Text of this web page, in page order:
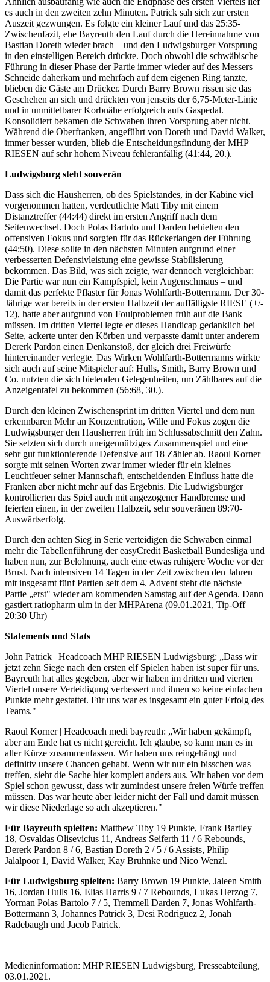
es auch in den zweiten zehn Minuten. Patrick sah sich zur ersten
Auszeit gezwungen. Es folgte ein kleiner Lauf und das 25:35-
Zwischenfazit, ehe Bayreuth den Lauf durch die Hereinnahme von
Bastian Doreth wieder brach – und den Ludwigsburger Vorsprung
in den einstelligen Bereich drückte. Doch obwohl die schwäbische
Führung in dieser Phase der Partie immer wieder auf des Messers
Schneide daherkam und mehrfach auf dem eigenen Ring tanzte,
blieben die Gäste am Drücker. Durch Barry Brown rissen sie das
Geschehen an sich und drückten von jenseits der 6,75-Meter-Linie
und in unmittelbarer Korbnähe erfolgreich aufs Gaspedal.
Konsolidiert bekamen die Schwaben ihren Vorsprung aber nicht.
Während die Oberfranken, angeführt von Doreth und David Walker,
immer besser wurden, blieb die Entscheidungsfindung der MHP
RIESEN auf sehr hohem Niveau fehleranfällig (41:44, 20.).
Ludwigsburg steht souverän
Dass sich die Hausherren, ob des Spielstandes, in der Kabine viel
vorgenommen hatten, verdeutlichte Matt Tiby mit einem
Distanztreffer (44:44) direkt im ersten Angriff nach dem
Seitenwechsel. Doch Polas Bartolo und Darden behielten den
offensiven Fokus und sorgten für das Rückerlangen der Führung
(44:50). Diese sollte in den nächsten Minuten aufgrund einer
verbesserten Defensivleistung eine gewisse Stabilisierung
bekommen. Das Bild, was sich zeigte, war dennoch vergleichbar:
Die Partie war nun ein Kampfspiel, kein Augenschmaus – und
damit das perfekte Pflaster für Jonas Wohlfarth-Bottermann. Der 30-
Jährige war bereits in der ersten Halbzeit der auffälligste RIESE (+/-
12), hatte aber aufgrund von Foulproblemen früh auf die Bank
müssen. Im dritten Viertel legte er dieses Handicap gedanklich bei
Seite, ackerte unter den Körben und verpasste damit unter anderem
Dererk Pardon einen Denkanstoß, der gleich drei Freiwürfe
hintereinander verlegte. Das Wirken Wohlfarth-Bottermanns wirkte
sich auch auf seine Mitspieler auf: Hulls, Smith, Barry Brown und
Co. nutzten die sich bietenden Gelegenheiten, um Zählbares auf die
Anzeigentafel zu bekommen (56:68, 30.).
Durch den kleinen Zwischensprint im dritten Viertel und dem nun
erkennbaren Mehr an Konzentration, Wille und Fokus zogen die
Ludwigsburger den Hausherren früh im Schlussabschnitt den Zahn.
Sie setzten sich durch uneigennütziges Zusammenspiel und eine
sehr gut funktionierende Defensive auf 18 Zähler ab. Raoul Korner
sorgte mit seinen Worten zwar immer wieder für ein kleines
Leuchtfeuer seiner Mannschaft, entscheidenden Einfluss hatte die
Franken aber nicht mehr auf das Ergebnis. Die Ludwigsburger
kontrollierten das Spiel auch mit angezogener Handbremse und
feierten einen, in der zweiten Halbzeit, sehr souveränen 89:70-
Auswärtserfolg.
Durch den achten Sieg in Serie verteidigen die Schwaben einmal
mehr die Tabellenführung der easyCredit Basketball Bundesliga und
haben nun, zur Belohnung, auch eine etwas ruhigere Woche vor der
Brust. Nach intensiven 14 Tagen in der Zeit zwischen den Jahren
mit insgesamt fünf Partien seit dem 4. Advent steht die nächste
Partie „erst" wieder am kommenden Samstag auf der Agenda. Dann
gastiert ratiopharm ulm in der MHPArena (09.01.2021, Tip-Off
20:30 Uhr)
Statements und Stats
John Patrick | Headcoach MHP RIESEN Ludwigsburg: „Dass wir
jetzt zehn Siege nach den ersten elf Spielen haben ist super für uns.
Bayreuth hat alles gegeben, aber wir haben im dritten und vierten
Viertel unsere Verteidigung verbessert und ihnen so keine einfachen
Punkte mehr gestattet. Für uns war es insgesamt ein guter Erfolg des
Teams."
Raoul Korner | Headcoach medi bayreuth: „Wir haben gekämpft,
aber am Ende hat es nicht gereicht. Ich glaube, so kann man es in
aller Kürze zusammenfassen. Wir haben uns reingehängt und
definitiv unsere Chancen gehabt. Wenn wir nur ein bisschen was
treffen, sieht die Sache hier komplett anders aus. Wir haben vor dem
Spiel schon gewusst, dass wir zumindest unsere freien Würfe treffen
müssen. Das war heute aber leider nicht der Fall und damit müssen
wir diese Niederlage so ach akzeptieren."
Für Bayreuth spielten: Matthew Tiby 19 Punkte, Frank Bartley
18, Osvaldas Olisevicius 11, Andreas Seiferth 11 / 6 Rebounds,
Dererk Pardon 8 / 6, Bastian Doreth 2 / 5 / 6 Assists, Philip
Jalalpoor 1, David Walker, Kay Bruhnke und Nico Wenzl.
Für Ludwigsburg spielten: Barry Brown 19 Punkte, Jaleen Smith
16, Jordan Hulls 16, Elias Harris 9 / 7 Rebounds, Lukas Herzog 7,
Yorman Polas Bartolo 7 / 5, Tremmell Darden 7, Jonas Wohlfarth-
Bottermann 3, Johannes Patrick 3, Desi Rodriguez 2, Jonah
Radebaugh und Jacob Patrick.
Medieninformation: MHP RIESEN Ludwigsburg, Presseabteilung,
03.01.2021.